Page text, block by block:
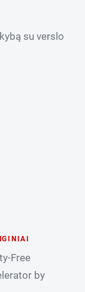
su verslo
Free
by